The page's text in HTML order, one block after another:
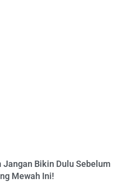
Jangan Bikin Dulu Sebelum
Mewah Ini!